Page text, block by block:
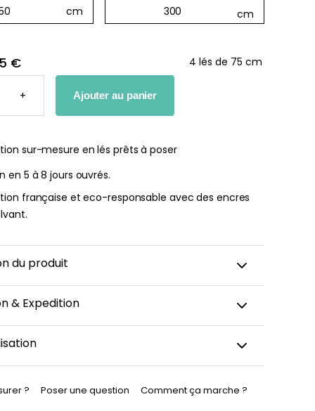
bébé Mes
fois
Affiche personnalisée
petits carreaux pour enfant
de
€ 4 lés de 75 cm
+ Ajouter au panier
sur-mesure en lés prêts à poser
en 5 à 8 jours ouvrés.
française et eco-responsable avec des encres
du produit
& Expedition
expédié sous 5 à 8 jours ouvrés. Quand votre
est expédié, vous recevez une confirmation de
mail. le design à votre intérieur (mur mansardé,
? Poser une question Comment ça marche ?